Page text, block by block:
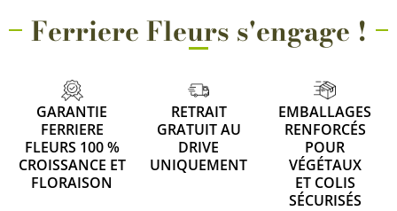
Ferriere Fleurs s'engage !
GARANTIE
FERRIERE
FLEURS 100 %
CROISSANCE ET
FLORAISON
RETRAIT
GRATUIT AU
DRIVE
UNIQUEMENT
EMBALLAGES
RENFORCÉS
POUR
VÉGÉTAUX
ET COLIS
SÉCURISÉS